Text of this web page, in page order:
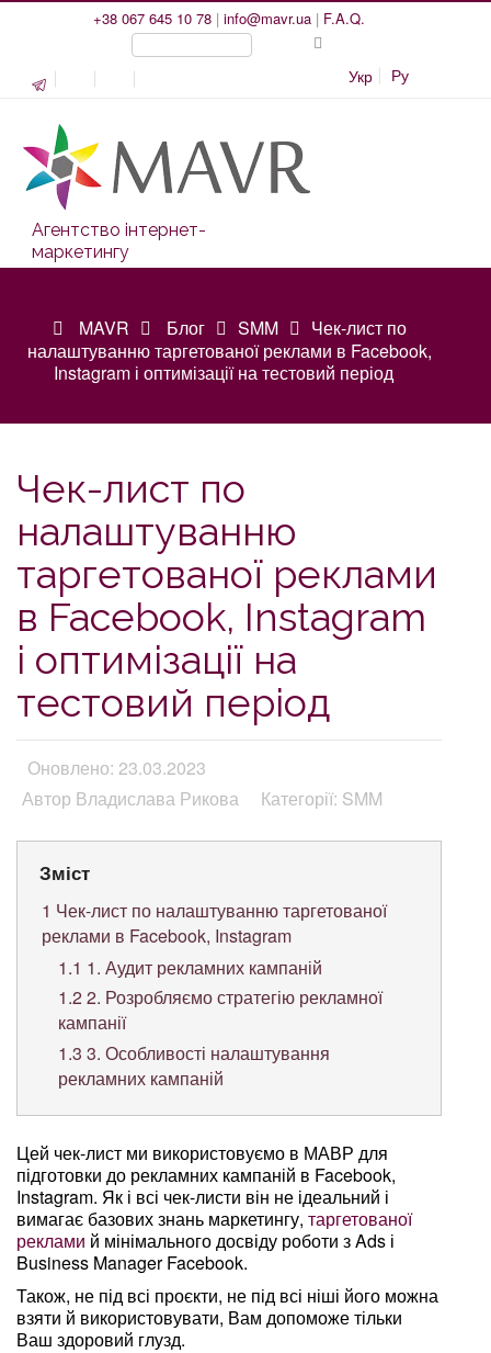
+38 067 645 10 78 | info@mavr.ua | F.A.Q.
Укр Ру
Агентство інтернет-
маркетингу
MAVR Блог SMM
Чек-лист по
налаштуванню таргетованої реклами в Facebook,
Instagram і оптимізації на тестовий період
Чек-лист по
налаштуванню
таргетованої реклами
в Facebook, Instagram
і оптимізації на
тестовий період
Оновлено: 23.03.2023
Автор Владислава Рикова
Категорії: SMM
Зміст
1 Чек-лист по налаштуванню таргетованої
реклами в Facebook, Instagram
1.1 1. Аудит рекламних кампаній
1.22. Розробляємо стратегію рекламної
кампанії
1.3 3. Особливості налаштування
рекламних кампаній
Цей чек-лист ми використовуємо в МАВР для
підготовки до рекламних кампаній в Facebook,
Instagram. Як і всі чек-листи він не ідеальний і
вимагає базових знань маркетингу, таргетованої
реклами й мінімального досвіду роботи з Ads і
Business Manager Facebook.
Також, не під всі проєкти, не під всі ніші його можна
взяти й використовувати, Вам допоможе тільки
Ваш здоровий глузд.